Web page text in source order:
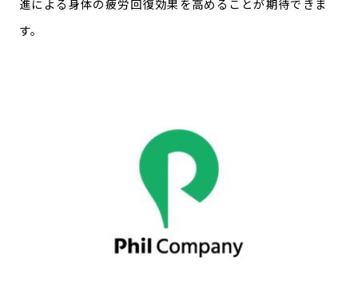
進による身体の疲労回復効果を高めることが期待できま
す。